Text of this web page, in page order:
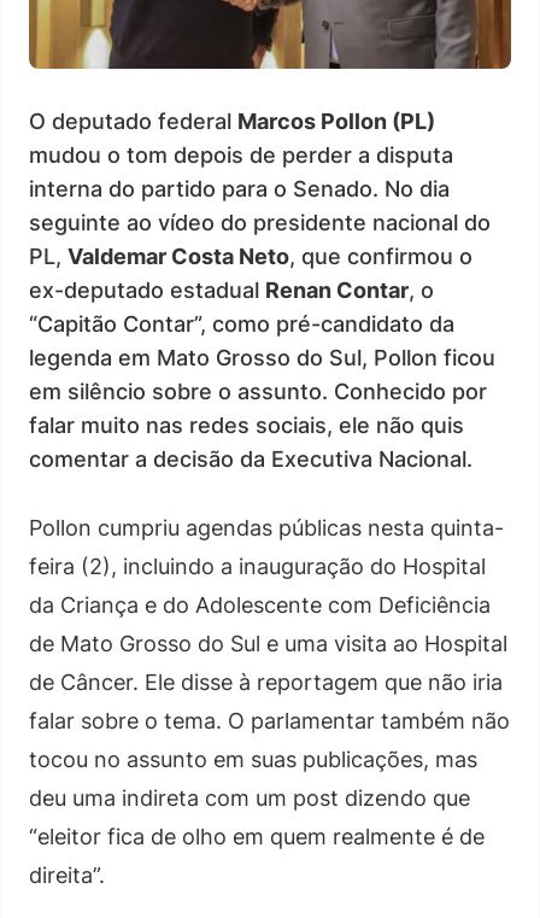
O deputado federal Marcos Pollon (PL)
mudou o tom depois de perder a disputa
interna do partido para o Senado. No dia
seguinte ao vídeo do presidente nacional do
PL, Valdemar Costa Neto, que confirmou o
ex-deputado estadual Renan Contar, o
“Capitão Contar”, como pré-candidato da
legenda em Mato Grosso do Sul, Pollon ficou
em silêncio sobre o assunto. Conhecido por
falar muito nas redes sociais, ele não quis
comentar a decisão da Executiva Nacional.
Pollon cumpriu agendas públicas nesta quinta-
feira (2), incluindo a inauguração do Hospital
da Criança e do Adolescente com Deficiência
de Mato Grosso do Sul e uma visita ao Hospital
de Câncer. Ele disse à reportagem que não iria
falar sobre o tema. O parlamentar também não
tocou no assunto em suas publicações, mas
deu uma indireta com um post dizendo que
“eleitor fica de olho em quem realmente é de
direita”.